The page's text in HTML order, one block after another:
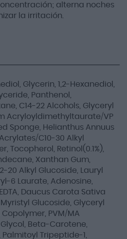
alterna noches
la irritación.
Glycerin, 1,2-Hexanediol,
Panthenol,
C14-22 Alcohols, Glyceryl
Acryloyldimethyltaurate/VP
Sponge, Helianthus Annuus
C10-30 Alkyl
Tocopherol, Retinol(0.1%),
Xanthan Gum,
20 Alkyl Glucoside, Lauryl
6 Laurate, Adenosine,
Daucus Carota Sativa
Glucoside, Glyceryl
PVM/MA
Beta-Carotene,
Tripeptide-1,